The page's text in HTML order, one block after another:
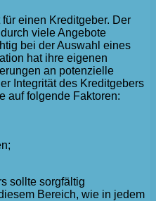
einen Kreditgeber. Der
viele Angebote
bei der Auswahl eines
hat ihre eigenen
an potenzielle
Integrität des Kreditgebers
auf folgende Faktoren:
sollte sorgfältig
Bereich, wie in jedem